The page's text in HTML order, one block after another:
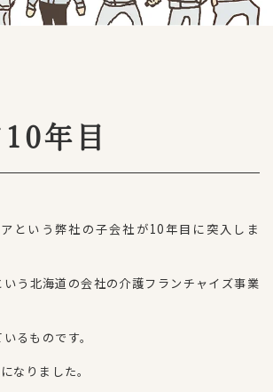
10年目
という弊社の子会社が10年目に突入しま
いう北海道の会社の介護フランチャイズ事業
るものです。
なりました。